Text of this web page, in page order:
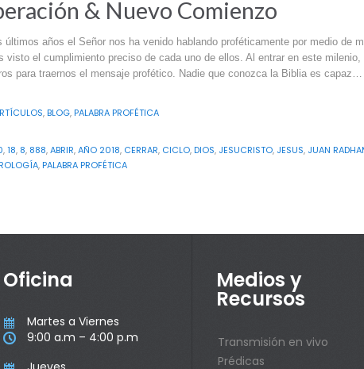
& Nuevo Comienzo
últimos años el Señor nos ha venido hablando proféticamente por medio de
visto el cumplimiento preciso de cada uno de ellos. Al entrar en este
para traernos el mensaje profético. Nadie que conozca la Biblia es capaz…
, BLOG, PALABRA PROFÉTICA
,18, 8, 888,ABRIR,AÑO 2018, CERRAR, CICLO, DIOS, JESUCRISTO, JESUS, JUAN
, PALABRA PROFÉTICA
Oficina
 Martes a Viernes
 9:00 a.m – 4:00 p.m
Medios y
Recursos
Transmisión en vivo
Prédicas